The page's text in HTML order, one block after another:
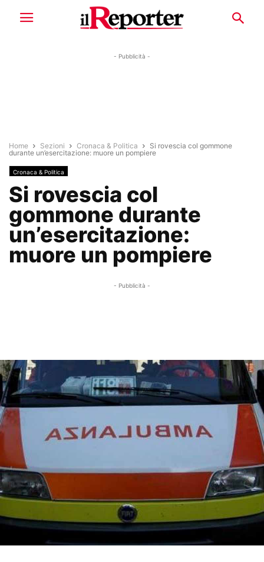
- Pubblicità -
Home Sezioni Cronaca & Politica
Si rovescia col gommone
durante un’esercitazione: muore un pompiere
Cronaca & Politica
Si rovescia col
gommone durante
un’esercitazione:
muore un pompiere
- Pubblicità -